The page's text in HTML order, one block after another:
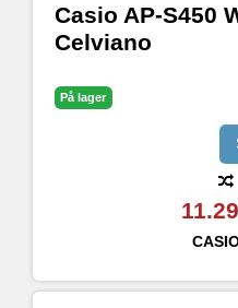
Casio AP-S450
Celviano
På lager